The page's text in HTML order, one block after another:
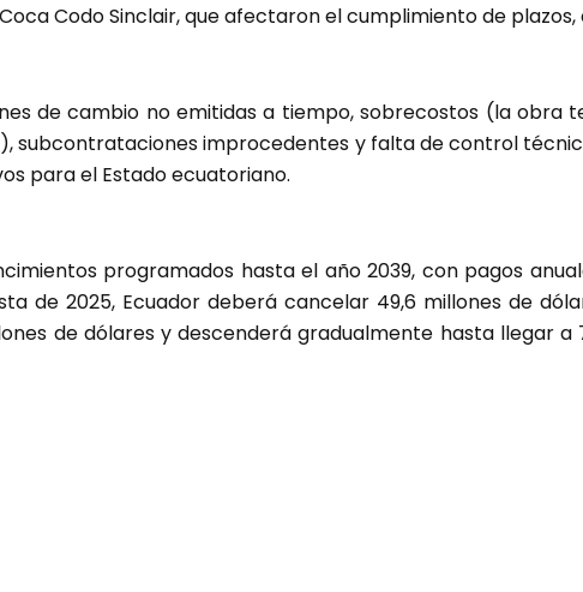
Codo Sinclair, que afectaron el cumplimiento de plazos,
de cambio no emitidas a tiempo, sobrecostos (la obra
subcontrataciones improcedentes y falta de control
para el Estado ecuatoriano.
programados hasta el año 2039, con pagos
de 2025, Ecuador deberá cancelar 49,6 millones de
de dólares y descenderá gradualmente hasta llegar a